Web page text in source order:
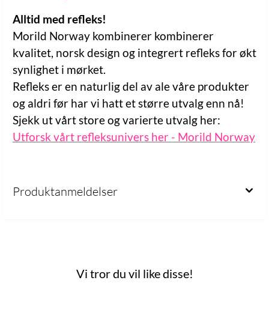
Alltid med refleks!
Morild Norway kombinerer kombinerer
kvalitet, norsk design og integrert refleks for økt
synlighet i mørket.
Refleks er en naturlig del av ale våre produkter
og aldri før har vi hatt et større utvalg enn nå!
Sjekk ut vårt store og varierte utvalg her:
Utforsk vårt refleksunivers her - Morild Norway
Produktanmeldelser
Vi tror du vil like disse!